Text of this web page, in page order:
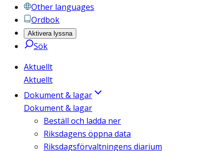
Other languages
Ordbok
Aktivera lyssna
Sök
Aktuellt
Aktuellt
Dokument & lagar
Dokument & lagar
Beställ och ladda ner
Riksdagens öppna data
Riksdagsförvaltningens diarium